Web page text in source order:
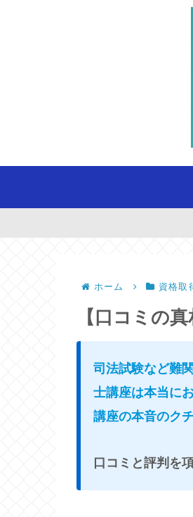
ホーム 資格取
【口コミの
司法試験など難
士講座は本当に
講座の本音のク
口コミと評判を